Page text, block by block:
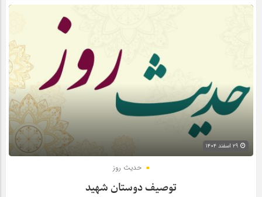
حدیث روز
توصیف دوستان شهید